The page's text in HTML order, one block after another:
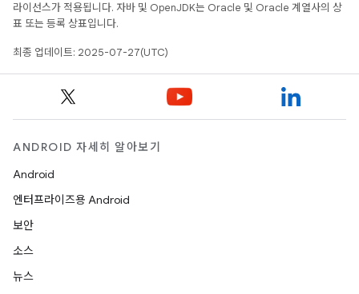
라이선스가 적용됩니다. 자바 및 OpenJDK는 Oracle 및 Oracle 계열사의 상
표 또는 등록 상표입니다.
최종 업데이트: 2025-07-27(UTC)
ANDROID 자세히 알아보기
Android
엔터프라이즈용 Android
보안
소스
뉴스